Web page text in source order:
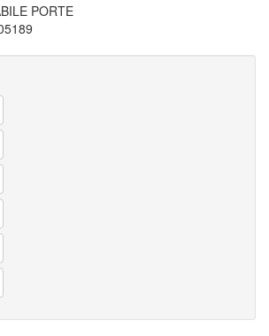
PORTE